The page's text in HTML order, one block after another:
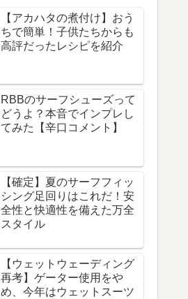
【アカハタの煮付け】おう
ちで簡単！子供たちからも
高評だったレシピを紹介
RBBのサーフシューズって
どうよ？本音でインプレし
てみた【辛口コメント】
【確定】夏のサーフフィッ
シング足回りはこれだ！安
全性と快適性を備えた万全
スタイル
【ウェットウェーディング
再考】ゲーター使用をや
め、今年はウェットスーツ